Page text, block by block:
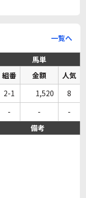
一覧へ
馬単
組番 金額
人気
2-1 1,520
8
- -
-
備考